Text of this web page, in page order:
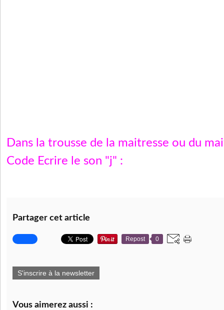
Dans la trousse de la maitresse ou du
Code Ecrire le son "j" :
Partager cet article
Repost 0
S'inscrire à la newsletter
Vous aimerez aussi :